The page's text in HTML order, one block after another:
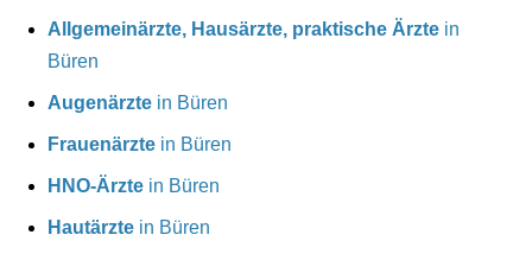
Allgemeinärzte, Hausärzte, praktische Ärzte in
Büren
Augenärzte in Büren
Frauenärzte in Büren
HNO-Ärzte in Büren
Hautärzte in Büren